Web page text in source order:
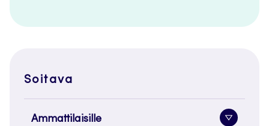
Soitava
Ammattilaisille